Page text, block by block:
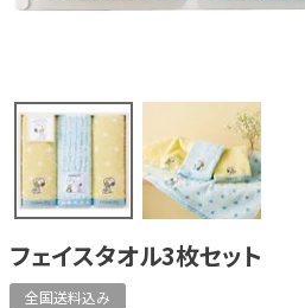
フェイスタオル3枚セット
全国送料込み